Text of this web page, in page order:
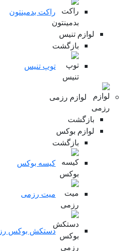
راکت بدمینتون
لوازم تنیس
بازگشت
توپ تنیس
لوازم رزمی
بازگشت
لوازم بوکس
بازگشت
کیسه بوکس
میت رزمی
دستکش بوکس رزمی